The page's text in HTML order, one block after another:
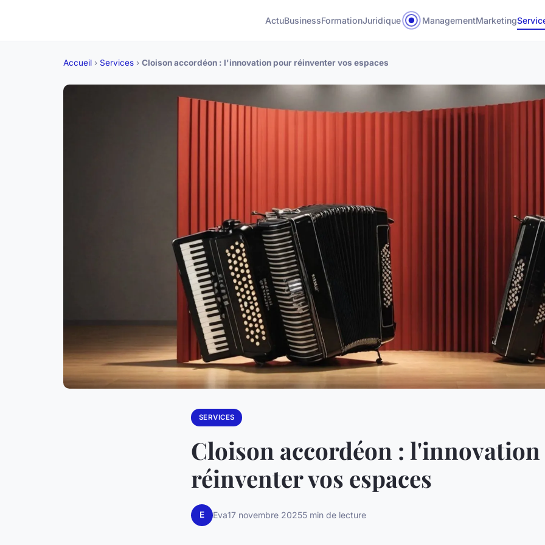
ActuBusinessFormationJuridique ManagementMarketing
Accueil › Services › Cloison accordéon : l'innovation pour réinventer vos espaces
SERVICES
Cloison accordéon :
réinventer vos espaces
E Eva17 novembre 20255 min de lecture